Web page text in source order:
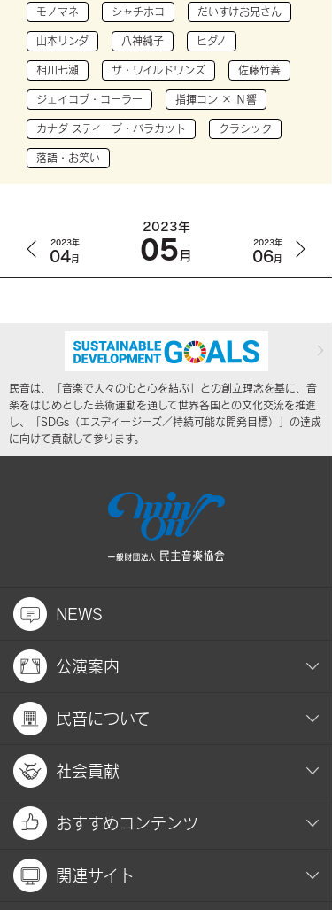
モノマネ シャチホコ だいすけお兄さん
山本リンダ 八神純子 ヒダノ
相川七瀬 ザ・ワイルドワンズ 佐藤竹善
ジェイコブ・コーラー 指揮コン × Ｎ響
カナダ スティーブ・バラカット クラシック
落語・お笑い
2023年
04月
2023年
05月
2023年
06月
民音は、「音楽で人々の心と心を結ぶ」との創立理念を基に、音
楽をはじめとした芸術運動を通して世界各国との文化交流を推進
し、「SDGs（エスディージーズ／持続可能な開発目標）」の達成
に向けて貢献して参ります。
NEWS
公演案内
民音について
社会貢献
おすすめコンテンツ
関連サイト